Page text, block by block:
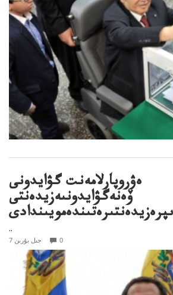
ەۋروپارلامەنت گۋايدونى
ۆەنەگۋايدونىەزيدەنتى
..
7 جىل بۇرىن 0